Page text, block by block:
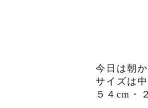
今日は朝
サイズは
５４cm・